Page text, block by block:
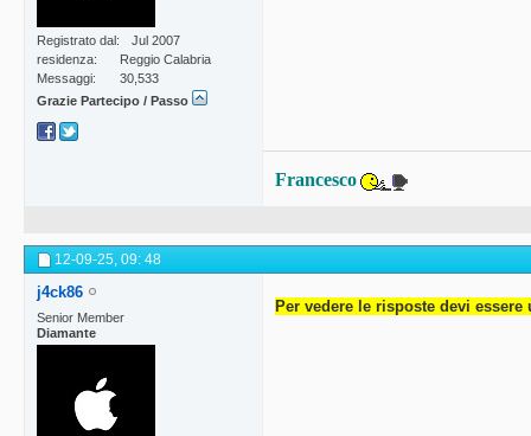
Registrato dal
Jul 2007
residenza
Reggio Calabria
Messaggi
30,533
Grazie Partecipo / Passo
Francesco
12-09-25, 09: 48
j4ck86
Senior Member
Diamante
Per vedere le risposte devi